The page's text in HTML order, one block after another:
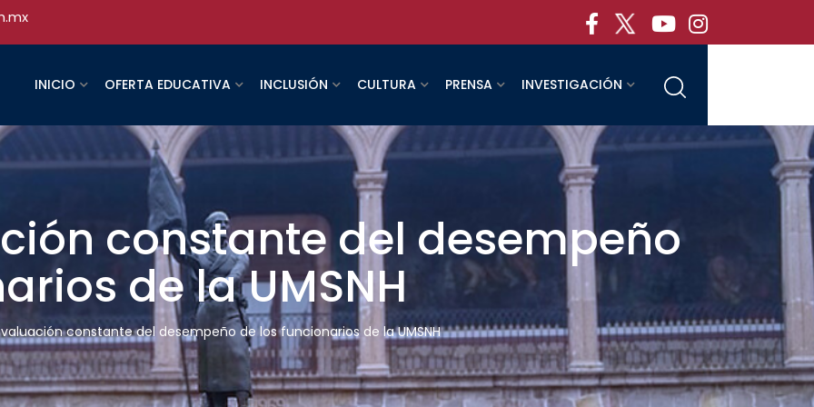
INICIO OFERTA EDUCATIVA INCLUSIÓN CULTURA PRENSA INVESTIGACIÓN
constante del desempeño
de la UMSNH
constante del desempeño de los funcionarios de la UMSNH